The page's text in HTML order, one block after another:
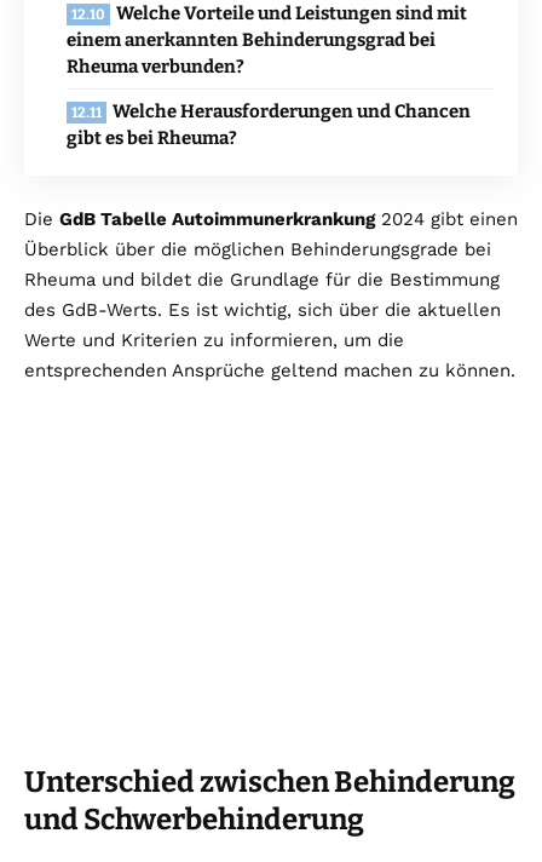
Welche Vorteile und Leistungen sind mit
einem anerkannten Behinderungsgrad bei
Rheuma verbunden?
Welche Herausforderungen und Chancen
gibt es bei Rheuma?
Die GdB Tabelle Autoimmunerkrankung2024 gibt einen
Überblick über die möglichen Behinderungsgrade bei
Rheuma und bildet die Grundlage für die Bestimmung
des GdB-Werts. Es ist wichtig, sich über die aktuellen
Werte und Kriterien zu informieren, um die
entsprechenden Ansprüche geltend machen zu können.
Unterschied zwischen Behinderung
und Schwerbehinderung